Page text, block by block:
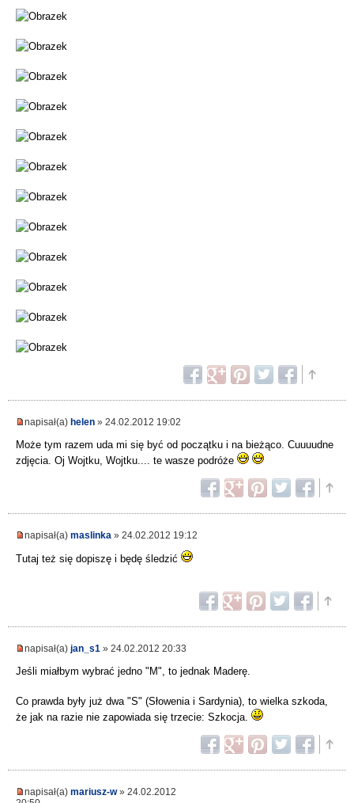
napisał(a) helen » 24.02.2012 19:02
Może tym razem uda mi się być od początku i na bieżąco. Cuuuudne
zdjęcia. Oj Wojtku, Wojtku.... te wasze podróże
napisał(a) maslinka » 24.02.2012 19:12
Tutaj też się dopiszę i będę śledzić
napisał(a) jan_s1 » 24.02.2012 20:33
Jeśli miałbym wybrać jedno "M", to jednak Maderę.
Co prawda były już dwa "S" (Słowenia i Sardynia), to wielka szkoda,
że jak na razie nie zapowiada się trzecie: Szkocja.
napisał(a) mariusz-w» 24.02.2012